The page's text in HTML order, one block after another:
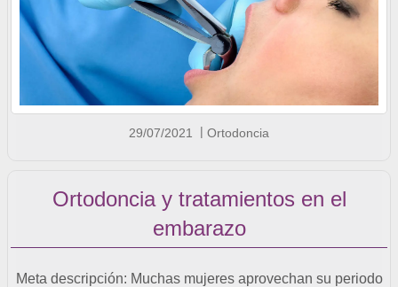
29/07/2021 Ortodoncia
Ortodoncia y tratamientos en el
embarazo
Meta descripción: Muchas mujeres aprovechan su periodo